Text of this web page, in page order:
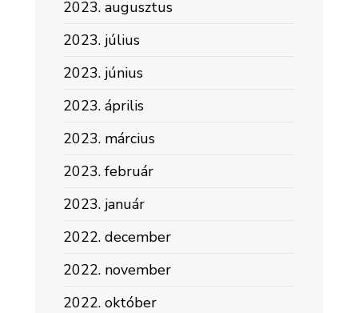
2023. augusztus
2023. július
2023. június
2023. április
2023. március
2023. február
2023. január
2022. december
2022. november
2022. október